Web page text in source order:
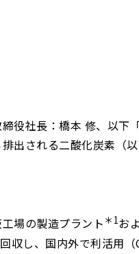
役社長：橋本 修、以
出される二酸化炭素（
場の製造プラント ＊1お
収し、国内外で利活用